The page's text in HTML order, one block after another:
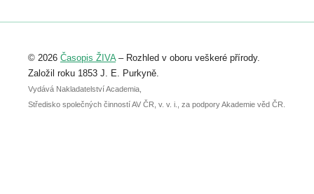
Registrovat se můžete do 6. září.
abstraktu přihlášené přednášky nebo
posteru je už 30. června.
© 2026 Časopis ŽIVA– Rozhled v oboru veškeré přírody.
Založil roku 1853 J. E. Purkyně.
Vydává Nakladatelství Academia,
Středisko společných činností AV ČR, v. v. i., za podpory Akademie věd ČR.